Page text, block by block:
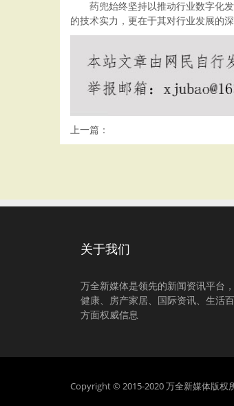
药兜始终坚持以推动行业数字化发
的技术实力，更在于其对行业发展的
上一篇：
关于我们
万全新媒体是领先的新闻资讯平台
健康、房产家居、国际资讯、生活
方面权威信息
Copyright © 2015-2020 万全新媒体版权